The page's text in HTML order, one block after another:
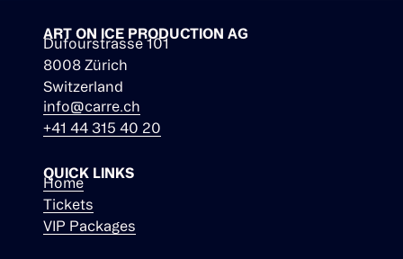
ART ON ICE PRODUCTION AG
Dufourstrasse 101
8008 Zürich
Switzerland
info@carre.ch
+41 44 315 40 20
QUICK LINKS
Home
Tickets
VIP Packages